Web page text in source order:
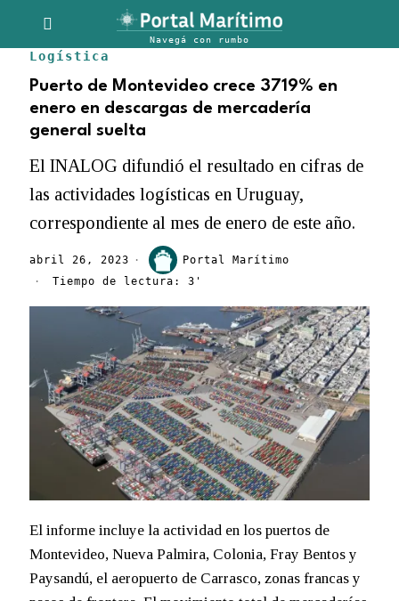
Logística
Puerto de Montevideo crece 3719% en
enero en descargas de mercadería
general suelta
El INALOG difundió el resultado en cifras de
las actividades logísticas en Uruguay,
correspondiente al mes de enero de este año.
abril 26, 2023
Portal Marítimo
Tiempo de lectura: 3'
El informe incluye la actividad en los puertos de
Montevideo, Nueva Palmira, Colonia, Fray Bentos y
Paysandú, el aeropuerto de Carrasco, zonas francas y